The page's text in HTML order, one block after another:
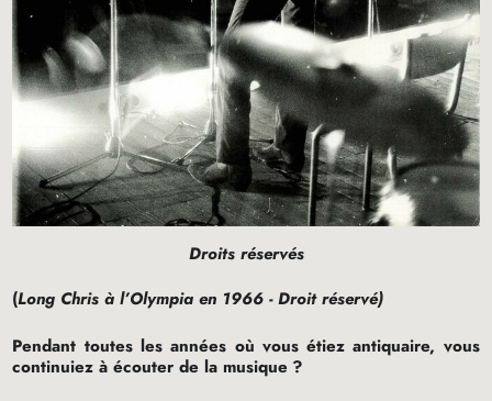
Droits réservés
(Long Chris à l’Olympia en 1966 - Droit réservé)
Pendant toutes les années où vous étiez antiquaire, vous
continuiez à écouter de la musique ?